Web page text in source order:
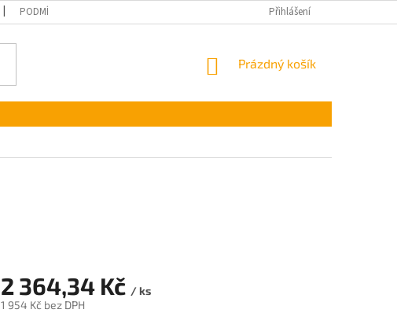
PODMÍNKY OCHRANY OSOBNÍCH ÚDAJŮ Přihlášení
NÁKUPNÍ
Prázdný košík
2 364,34 Kč / ks
1 954 Kč bez DPH